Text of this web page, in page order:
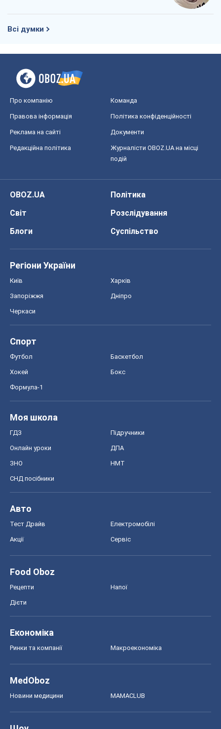
Всі думки
Про компанію Команда
Правова інформація Політика конфіденційності
Реклама на сайті Документи
Редакційна політика
Журналісти OBOZ.UA на місці
подій
OBOZ.UA
Політика
Світ
Розслідування
Блоги
Суспільство
Регіони України
Київ Харків
Запоріжжя Дніпро
Черкаси
Спорт
Футбол Баскетбол
Хокей Бокс
Формула-1
Моя школа
ГДЗ Підручники
Онлайн уроки ДПА
ЗНО НМТ
СНД посібники
Авто
Тест Драйв Електромобілі
Акції Сервіс
Food Oboz
Рецепти Напої
Дієти
Економіка
Ринки та компанії Макроекономіка
MedOboz
Новини медицини MAMACLUB